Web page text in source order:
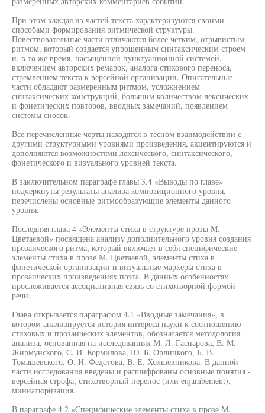
При этом каждая из частей текста характеризуются своими
способами формирования ритмической структуры.
Повествовательные части отличаются более четким, отрывистым
ритмом, который создается упрощенным синтаксическим строем
и, в то же время, насыщенной пунктуационной системой,
включением авторских ремарок, аналога стихового переноса,
стремлением текста к версейной организации. Описательные
части обладают размеренным ритмом, усложнением
синтаксических конструкций, большим количеством лексических
и фонетических повторов, вводных замечаний, появлением
системы сносок.
Все перечисленные черты находятся в тесном взаимодействии с
другими структурными уровнями произведения, акцентируются и
дополняются возможностями лексического, синтаксического,
фонетического и визуального уровней текста.
В заключительном параграфе главы 3.4 «Выводы по главе»
подчеркнуты результаты анализа композиционного уровня,
перечислены основные ритмообразующие элементы данного
уровня.
Последняя глава 4 «Элементы стиха в структуре прозы М.
Цветаевой» посвящена анализу дополнительного уровня создания
прозаического ритма, который включает в себя специфические
элементы стиха в прозе М. Цветаевой, элементы стиха в
фонетической организации и визуальные маркеры стиха в
прозаических произведениях поэта. В данных особенностях
прослеживается ассоциативная связь со стихотворной формой
речи.
Глава открывается параграфом 4.1 «Вводные замечания», в
котором анализируется история интереса науки к соотношению
стиховых и прозаических элементов, обозначается методология
анализа, основанная на исследованиях М. Л. Гаспарова, В. М.
Жирмунского, С. И. Кормилова, Ю. Б. Орлицкого, Б. В.
Томашевского, О. И. Федотова, В. Е. Холшевникова. В данной
части исследования введены и расшифрованы основные понятия -
версейная строфа, стихотворный перенос (или enjambement),
миниатюризация.
В параграфе 4.2 «Специфические элементы стиха в прозе М.